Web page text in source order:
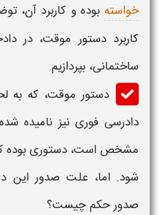
خواسته بوده و کاربرد آن،
کاربرددستور موقت، در
ساختمانی، بپردازیم.
دستور موقت، که به
دادرسی فوری نیز نامیده
مشخص است، دستوری بوده
شود. اما، علت صدور این
صدور حکم چیست؟